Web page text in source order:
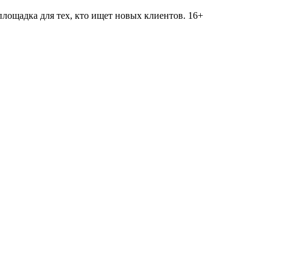
для тех, кто ищет новых клиентов. 16+